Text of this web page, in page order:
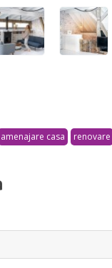
amenajare casa renovare